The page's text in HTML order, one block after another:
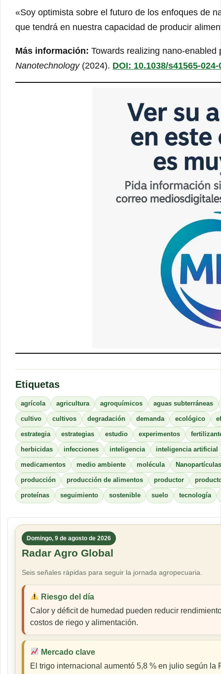
«Soy optimista sobre el futuro de los enfoques de
que tendrá en nuestra capacidad de producir
Más información: Towards realizing nano-
Nanotechnology(2024). DOI: 10.1038/s41565-024-
Etiquetas
agrícola agricultura agroquímicos aguas subterráneas
cultivo cultivos degradación demanda ecológico
estrategia estrategias estudio experimentos
herbicidas infecciones inteligencia inteligencia artificial
medicamentos medio ambiente molécula Nanopartículas
producción producción de alimentos productor
proteínas seguimiento sostenible suelo tecnología
Domingo, 9 de agosto de 2026
Radar Agro Global
Seis señales rápidas para seguir la jornada agropecuaria.
Riesgo del día
Calor y déficit de humedad pueden reducir
costos de riego y alimentación.
Mercado clave
El trigo internacional aumentó 5,8 % en julio según